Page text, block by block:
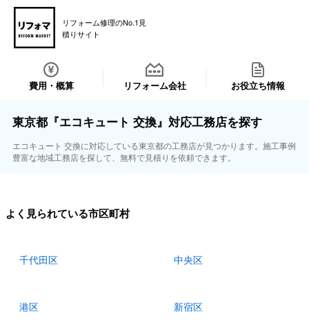
リフォーム修理のNo.1見
積りサイト
費用・概算 リフォーム会社 お役立ち情報
東京都『エコキュート 交換』対応工務店を探す
エコキュート 交換に対応している東京都の工務店が見つかります。施工事例
豊富な地域工務店を探して、無料で見積りを依頼できます。
よく見られている市区町村
千代田区 中央区
港区 新宿区